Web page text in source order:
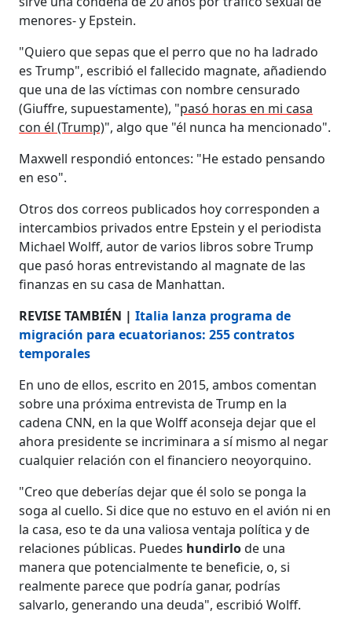
menores- y Epstein.
"Quiero que sepas que el perro que no ha ladrado
es Trump", escribió el fallecido magnate, añadiendo
que una de las víctimas con nombre censurado
(Giuffre, supuestamente), "pasó horas en mi casa
con él (Trump)", algo que "él nunca ha mencionado".
Maxwell respondió entonces: "He estado pensando
en eso".
Otros dos correos publicados hoy corresponden a
intercambios privados entre Epstein y el periodista
Michael Wolff, autor de varios libros sobre Trump
que pasó horas entrevistando al magnate de las
finanzas en su casa de Manhattan.
REVISE TAMBIÉN |Italia lanza programa de
migración para ecuatorianos: 255 contratos
temporales
En uno de ellos, escrito en 2015, ambos comentan
sobre una próxima entrevista de Trump en la
cadena CNN, en la que Wolff aconseja dejar que el
ahora presidente se incriminara a sí mismo al negar
cualquier relación con el financiero neoyorquino.
"Creo que deberías dejar que él solo se ponga la
soga al cuello. Si dice que no estuvo en el avión ni en
la casa, eso te da una valiosa ventaja política y de
relaciones públicas. Puedes hundirlode una
manera que potencialmente te beneficie, o, si
realmente parece que podría ganar, podrías
salvarlo, generando una deuda", escribió Wolff.